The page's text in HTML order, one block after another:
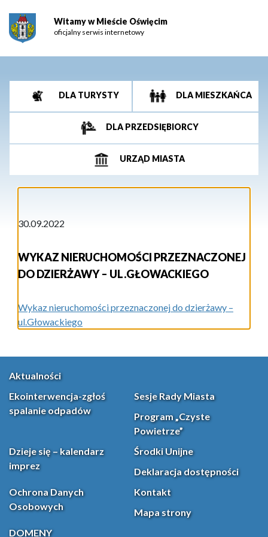
Witamy w Mieście Oświęcim
oficjalny serwis internetowy
DLA TURYSTY DLA MIESZKAŃCA
DLA PRZEDSIĘBIORCY
URZĄD MIASTA
30.09.2022
WYKAZ NIERUCHOMOŚCI PRZEZNACZONEJ
DO DZIERŻAWY – UL.GŁOWACKIEGO
Wykaz nieruchomości przeznaczonej do dzierżawy –
ul.Głowackiego
Aktualności
Ekointerwencja-zgłoś
spalanie odpadów
Sesje Rady Miasta
Program „Czyste
Powietrze”
Dzieje się – kalendarz
imprez
Środki Unijne
Deklaracja dostępności
Ochrona Danych
Osobowych
Kontakt
Mapa strony
DOMENY